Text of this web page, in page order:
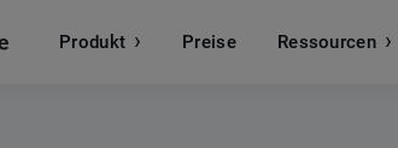
Produkt Preise Ressourcen